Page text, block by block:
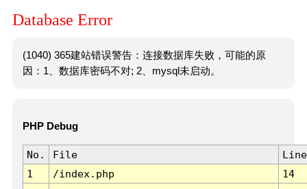
Database Error
(1040) 365建站错误警告：连接数据库失败，可能的原
因：1、数据库密码不对; 2、mysql未启动。
PHP Debug
No. File
Line
1
/index.php 14